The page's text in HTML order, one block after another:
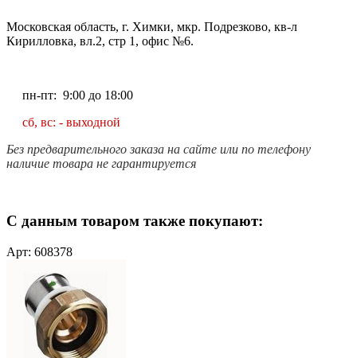
Московская область, г. Химки, мкр. Подрезково, кв-л
Кирилловка, вл.2, стр 1, офис №6.
пн-пт: 9:00 до 18:00
сб, вс: - выходной
Без предварительного заказа на сайте или по телефону
наличие товара не гарантируется
С данным товаром также покупают:
Арт: 608378